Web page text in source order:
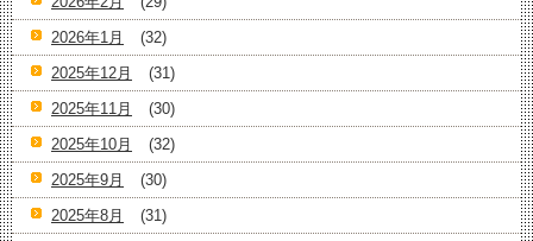
2026年1月
(32)
2025年12月
(31)
2025年11月
(30)
2025年10月
(32)
2025年9月
(30)
2025年8月
(31)